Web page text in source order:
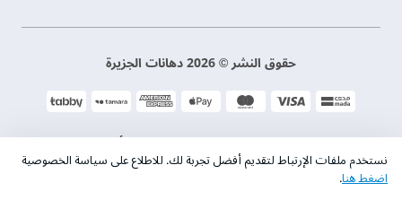
حقوق النشر © 2026 دهانات الجزيرة
سياسة الخصوصية الشروط و الأحكام
نستخدم ملفات الإرتباط لتقديم أفضل تجربة لك. للاطلاع على سياسة الخصوصية
اضغط هنا.